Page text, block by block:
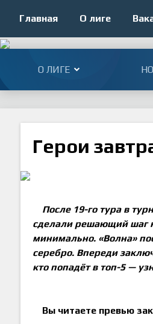
Главная О лиге
О ЛИГЕ
Герои
После 19-го тура в
сделали решающий шаг
минимально. «Волна»
серебро. Впереди
кто попадёт в топ-5 —
Вы читаете превью